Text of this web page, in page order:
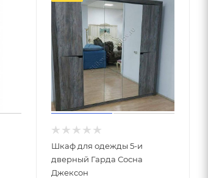
Шкаф для одежды 5-и
дверный Гарда Сосна
Джексон